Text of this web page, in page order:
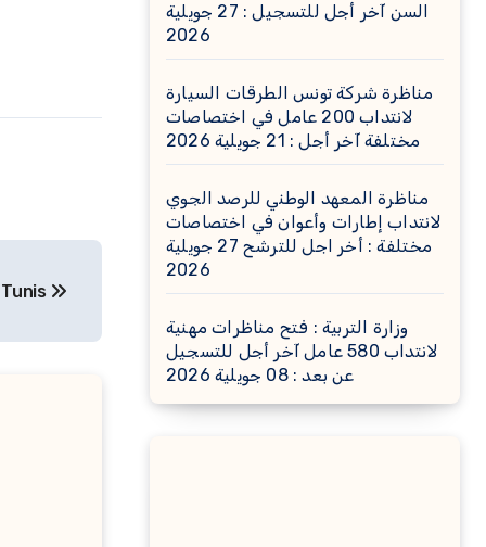
السن آخر أجل للتسجيل : 27 جويلية
2026
مناظرة شركة تونس الطرقات السيارة
لانتداب 200 عامل في اختصاصات
مختلفة آخر أجل : 21 جويلية 2026
مناظرة المعهد الوطني للرصد الجوي
لانتداب إطارات وأعوان في اختصاصات
مختلفة : أخر اجل للترشح 27 جويلية
2026
وزارة التربية : فتح مناظرات مهنية
لانتداب 580 عامل آخر أجل للتسجيل
عن بعد : 08 جويلية 2026